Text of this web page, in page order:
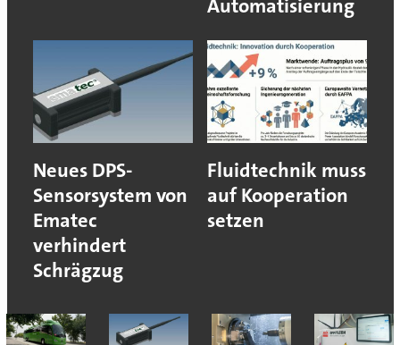
Automatisierung
Neues DPS-
Sensorsystem von
Ematec
verhindert
Schrägzug
Fluidtechnik muss
auf Kooperation
setzen